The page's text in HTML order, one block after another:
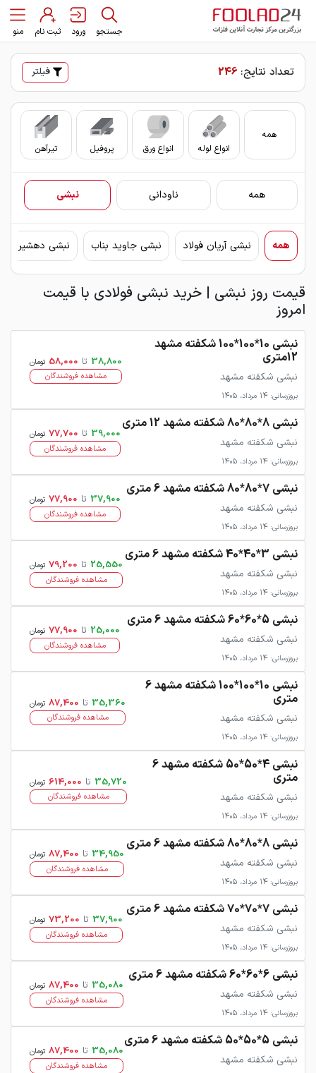
جستجو ورود ثبت نام منو
تعداد نتایج: 246 فیلتر
همه
انواع لوله
انواع ورق پروفیل تیرآهن
همه ناودانی نبشی
همه نبشی آریان فولاد نبشی جاوید بناب نبشی دهشیر یزد
قیمت روز نبشی | خرید نبشی فولادی با قیمت
امروز
نبشی 10*100*100 شکفته مشهد
12متری
نبشی شکفته مشهد
بروزرسانی: 14 مرداد، 1405
38,800 تا 58,000 تومان
مشاهده فروشندگان
نبشی 8*80*80 شکفته مشهد 12 متری
نبشی شکفته مشهد
بروزرسانی: 14 مرداد، 1405
39,000 تا 77,700 تومان
مشاهده فروشندگان
نبشی 7*80*80 شکفته مشهد 6 متری
نبشی شکفته مشهد
بروزرسانی: 14 مرداد، 1405
37,900 تا 77,900 تومان
مشاهده فروشندگان
نبشی 3*40*40 شکفته مشهد 6 متری
نبشی شکفته مشهد
بروزرسانی: 14 مرداد، 1405
25,550 تا 79,200 تومان
مشاهده فروشندگان
نبشی 5*60*60 شکفته مشهد 6 متری
نبشی شکفته مشهد
بروزرسانی: 14 مرداد، 1405
25,000 تا 77,900 تومان
مشاهده فروشندگان
نبشی 10*100*100 شکفته مشهد 6
متری
نبشی شکفته مشهد
بروزرسانی: 14 مرداد، 1405
35,360 تا 87,400 تومان
مشاهده فروشندگان
نبشی 4*50*50 شکفته مشهد 6
متری
نبشی شکفته مشهد
بروزرسانی: 14 مرداد، 1405
35,720 تا 614,000 تومان
مشاهده فروشندگان
نبشی 8*80*80 شکفته مشهد 6 متری
نبشی شکفته مشهد
بروزرسانی: 14 مرداد، 1405
34,950 تا 87,400 تومان
مشاهده فروشندگان
نبشی 7*70*70 شکفته مشهد 6 متری
نبشی شکفته مشهد
بروزرسانی: 14 مرداد، 1405
37,900 تا 73,200 تومان
مشاهده فروشندگان
نبشی 6*60*60 شکفته مشهد 6 متری
نبشی شکفته مشهد
بروزرسانی: 14 مرداد، 1405
35,080 تا 87,400 تومان
مشاهده فروشندگان
نبشی 5*50*50 شکفته مشهد 6 متری
نبشی شکفته مشهد
35,080 تا 87,400 تومان
مشاهده فروشندگان